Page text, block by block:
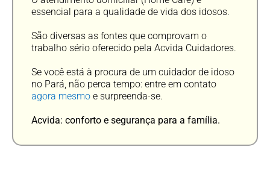
essencial para a qualidade de vida dos idosos.
São diversas as fontes que comprovam o
trabalho sério oferecido pela Acvida Cuidadores.
Se você está à procura de um cuidador de idoso
no Pará, não perca tempo: entre em contato
agora mesmo e surpreenda-se.
Acvida: conforto e segurança para a família.